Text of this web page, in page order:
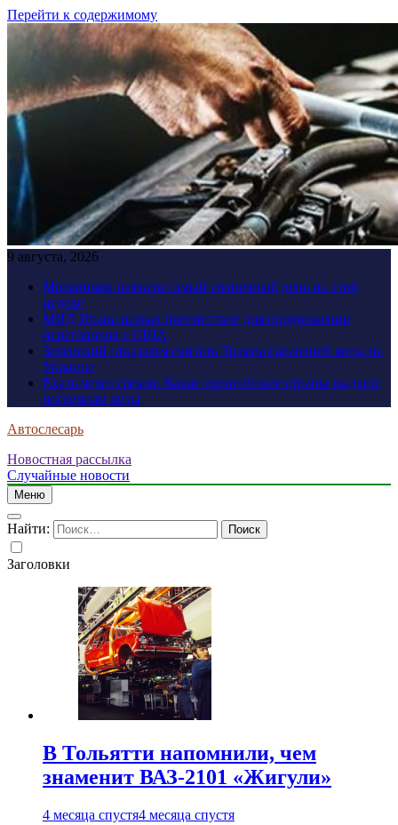
Перейти к содержимому
9 августа, 2026
Москвичам назвали самый солнечный день на этой
неделе
МИД Ирана назвал препятствие для продолжения
переговоров с США
Зеленский отказался считать Трампа гарантией мира на
Украине
Ехать через греков: Какие европейские страны выдают
россиянам визы
Автослесарь
Новостная рассылка
Случайные новости
Меню
Найти:
Заголовки
В Тольятти напомнили, чем
знаменит ВАЗ-2101 «Жигули»
4 месяца спустя4 месяца спустя